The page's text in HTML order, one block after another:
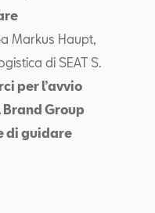
Markus Haupt,
di SEAT S.
per l’avvio
Group
di guidare